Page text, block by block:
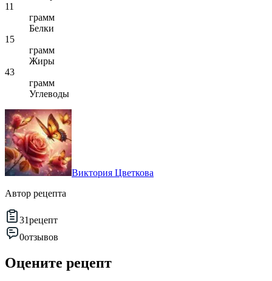
11
грамм
Белки
15
грамм
Жиры
43
грамм
Углеводы
Виктория Цветкова
Автор рецепта
31рецепт
0отзывов
Оцените рецепт